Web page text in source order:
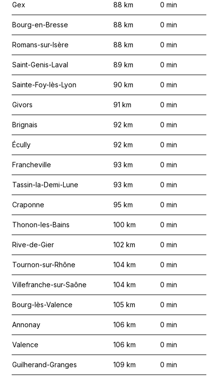
Gex 88 km 0 min
Bourg-en-Bresse 88 km 0 min
Romans-sur-Isère 88 km 0 min
Saint-Genis-Laval 89 km 0 min
Sainte-Foy-lès-Lyon 90 km 0 min
Givors 91 km 0 min
Brignais 92 km 0 min
Écully 92 km 0 min
Francheville 93 km 0 min
Tassin-la-Demi-Lune 93 km 0 min
Craponne 95 km 0 min
Thonon-les-Bains 100 km 0 min
Rive-de-Gier 102 km 0 min
Tournon-sur-Rhône 104 km 0 min
Villefranche-sur-Saône 104 km 0 min
Bourg-lès-Valence 105 km 0 min
Annonay 106 km 0 min
Valence 106 km 0 min
Guilherand-Granges 109 km 0 min